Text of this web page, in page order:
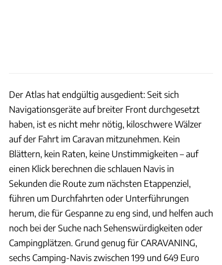
Der Atlas hat endgültig ausgedient: Seit sich
Navigationsgeräte auf breiter Front durchgesetzt
haben, ist es nicht mehr nötig, kiloschwere Wälzer
auf der Fahrt im Caravan mitzunehmen. Kein
Blättern, kein Raten, keine Unstimmigkeiten – auf
einen Klick berechnen die schlauen Navis in
Sekunden die Route zum nächsten Etappenziel,
führen um Durchfahrten oder Unterführungen
herum, die für Gespanne zu eng sind, und helfen auch
noch bei der Suche nach Sehenswürdigkeiten oder
Campingplätzen. Grund genug für CARAVANING,
sechs Camping-Navis zwischen 199 und 649 Euro